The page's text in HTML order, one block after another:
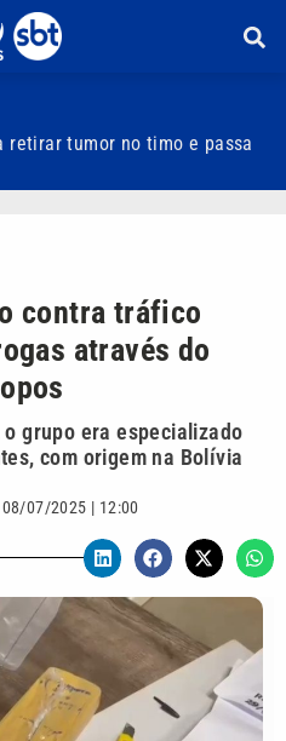
retirar tumor no timo e passa
contra tráfico
através do
grupo era especializado
com origem na Bolívia
08/07/2025 | 12:00